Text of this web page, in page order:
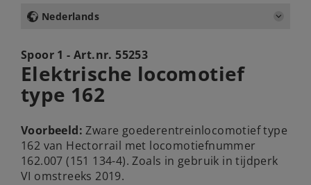
Nederlands
Spoor 1 - Art.nr. 55253
Elektrische locomotief
type 162
Voorbeeld: Zware goederentreinlocomotief type
162 van Hectorrail met locomotiefnummer
162.007 (151 134-4). Zoals in gebruik in tijdperk
VI omstreeks 2019.